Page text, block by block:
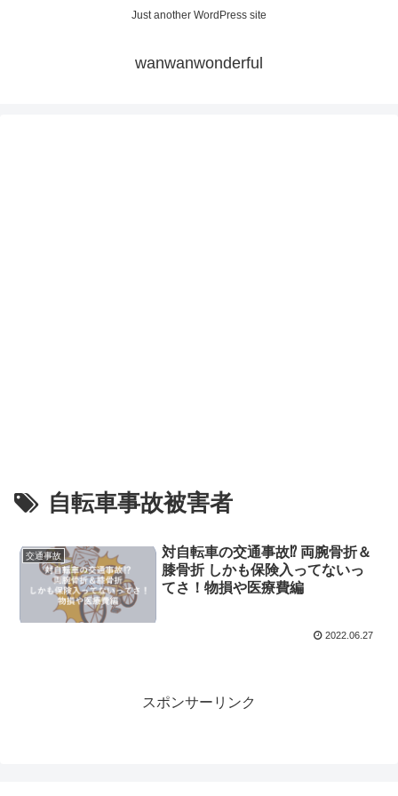
Just another WordPress site
wanwanwonderful
自転車事故被害者
交通事故
対自転車の交通事故⁉ 両腕骨折＆
膝骨折 しかも保険入ってないっ
てさ！物損や医療費編
2022.06.27
スポンサーリンク